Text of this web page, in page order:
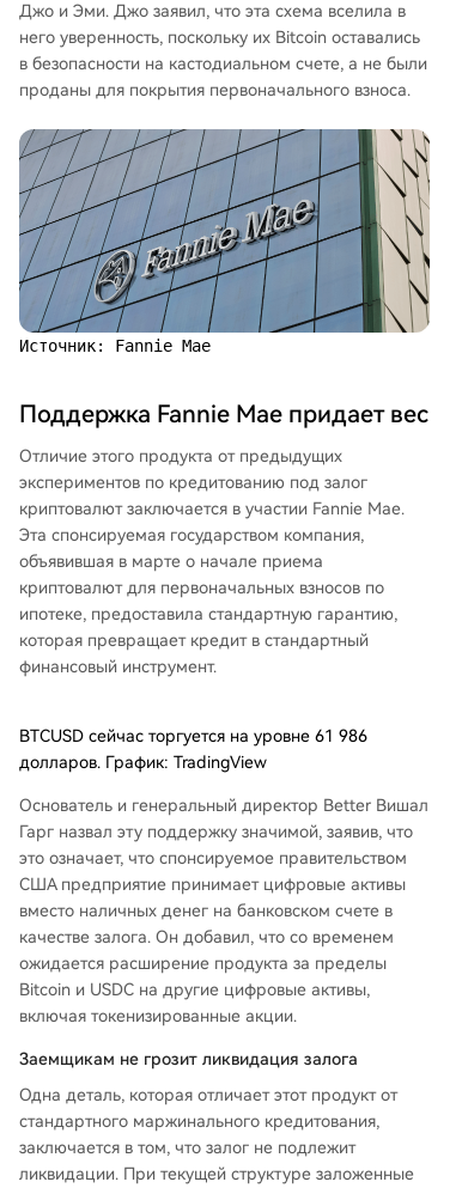
Джо и Эми. Джо заявил, что эта схема вселила в
него уверенность, поскольку их Bitcoin оставались
в безопасности на кастодиальном счете, а не были
проданы для покрытия первоначального взноса.
Источник: Fannie Mae
Поддержка Fannie Mae придает вес
Отличие этого продукта от предыдущих
экспериментов по кредитованию под залог
криптовалют заключается в участии Fannie Mae.
Эта спонсируемая государством компания,
объявившая в марте о начале приема
криптовалют для первоначальных взносов по
ипотеке, предоставила стандартную гарантию,
которая превращает кредит в стандартный
финансовый инструмент.
BTCUSD сейчас торгуется на уровне 61 986
долларов. График: TradingView
Основатель и генеральный директор Better Вишал
Гарг назвал эту поддержку значимой, заявив, что
это означает, что спонсируемое правительством
США предприятие принимает цифровые активы
вместо наличных денег на банковском счете в
качестве залога. Он добавил, что со временем
ожидается расширение продукта за пределы
Bitcoin и USDC на другие цифровые активы,
включая токенизированные акции.
Заемщикам не грозит ликвидация залога
Одна деталь, которая отличает этот продукт от
стандартного маржинального кредитования,
заключается в том, что залог не подлежит
ликвидации. При текущей структуре заложенные